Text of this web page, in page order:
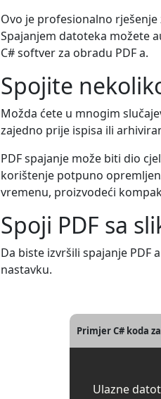
Ovo je profesionalno
Spajanjem datoteka možete
C# softver za obradu PDF a.
Spojite
Možda ćete u mnogim
zajedno prije ispisa ili
PDF spajanje može biti dio
korištenje potpuno
vremenu, proizvodeći
Spoji PDF sa
Da biste izvršili spajanje PDF
nastavku.
Primjer C# koda
Ulazne